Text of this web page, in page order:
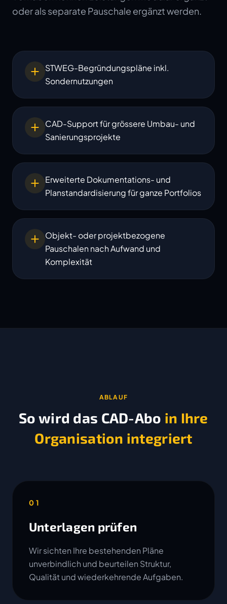
oder als separate Pauschale ergänzt werden.
STWEG-Begründungspläne inkl.
Sondernutzungen
CAD-Support für grössere Umbau- und
Sanierungsprojekte
Erweiterte Dokumentations- und
Planstandardisierung für ganze Portfolios
Objekt- oder projektbezogene
Pauschalen nach Aufwand und
Komplexität
ABLAUF
So wird das CAD-Abo in Ihre
Organisation integriert
01
Unterlagen prüfen
Wir sichten Ihre bestehenden Pläne
unverbindlich und beurteilen Struktur,
Qualität und wiederkehrende Aufgaben.